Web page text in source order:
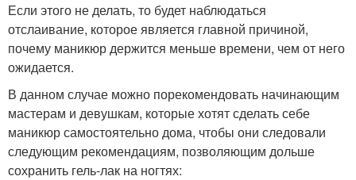
Если этого не делать, то будет наблюдаться
отслаивание, которое является главной причиной,
почему маникюр держится меньше времени, чем от него
ожидается.
В данном случае можно порекомендовать начинающим
мастерам и девушкам, которые хотят сделать себе
маникюр самостоятельно дома, чтобы они следовали
следующим рекомендациям, позволяющим дольше
сохранить гель-лак на ногтях: